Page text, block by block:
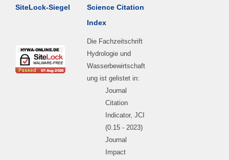
SiteLock-Siegel
Science Citation
Index
Die Fachzeitschrift
Hydrologie und
Wasserbewirtschaft
ung ist gelistet in:
Journal
Citation
Indicator, JCI
(0.15 - 2023)
Journal
Impact